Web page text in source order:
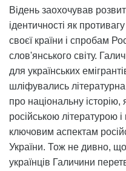
Відень заохочував
ідентичності як
своєї країни і спробам
слов'янського світу.
для українських
шліфувались
про національну
російською літературою
ключовим аспектам
України. Тож не дивно,
українців Галичини